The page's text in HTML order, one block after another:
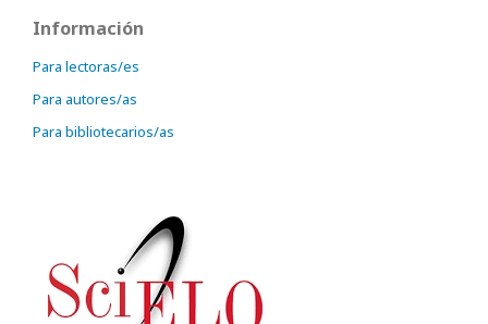
Información
Para lectoras/es
Para autores/as
Para bibliotecarios/as